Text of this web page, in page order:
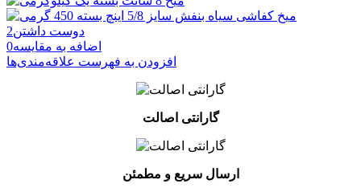
دوست داشتن2
اضافه به مقایسه0
افزودن به فهرست علاقه‌مندی‌ها
گارانتی اصالت
ارسال سریع و مطمئن